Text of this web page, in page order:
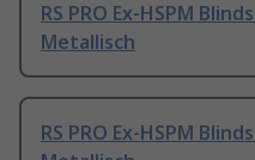
RS PRO Ex-HSPM
Metallisch
RS PRO Ex-HSPM